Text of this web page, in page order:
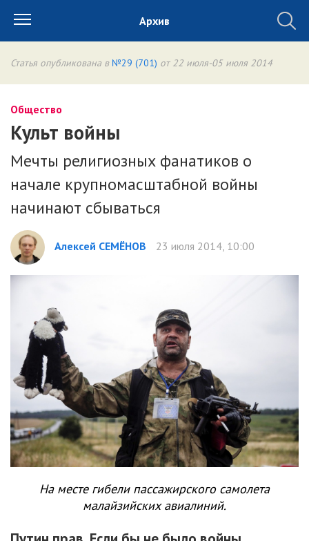
Архив
Статья опубликована в №29 (701) от 22 июля-05 июля 2014
Общество
Культ войны
Мечты религиозных фанатиков о
начале крупномасштабной войны
начинают сбываться
Алексей СЕМЁНОВ 23 июля 2014, 10:00
На месте гибели пассажирского самолета
малайзийских авиалиний.